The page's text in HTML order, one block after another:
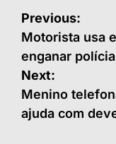
Navegação
de
Post
Previous:
Motorista usa
enganar
Next:
Menino
ajuda com